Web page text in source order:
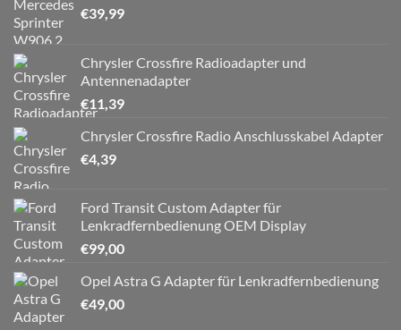
€39,99
Chrysler Crossfire Radioadapter und
Antennenadapter
€11,39
Chrysler Crossfire Radio Anschlusskabel Adapter
€4,39
Ford Transit Custom Adapter für
Lenkradfernbedienung OEM Display
€99,00
Opel Astra G Adapter für Lenkradfernbedienung
€49,00